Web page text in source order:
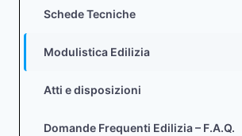
Schede Tecniche
Modulistica Edilizia
Atti e disposizioni
Domande Frequenti Edilizia – F.A.Q.